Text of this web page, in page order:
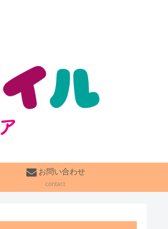
お問い合わせ
contact